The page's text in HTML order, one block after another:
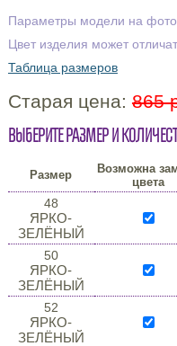
Параметры модели на
Цвет изделия может
Таблица размеров
Старая цена: 865
Выберите размер и
Размер
Возможна
цвета
48
ЯРКО-
ЗЕЛЁНЫЙ
50
ЯРКО-
ЗЕЛЁНЫЙ
52
ЯРКО-
ЗЕЛЁНЫЙ